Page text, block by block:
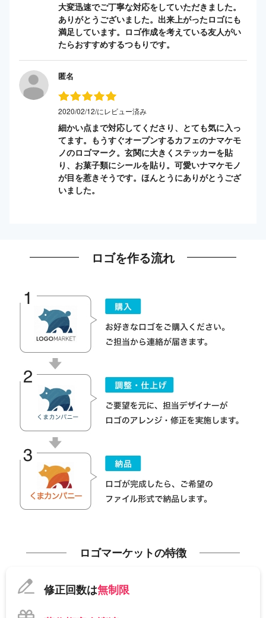
大変迅速でご丁寧な対応をしていただきました。
ありがとうございました。出来上がったロゴにも
満足しています。ロゴ作成を考えている友人がい
たらおすすめするつもりです。
匿名
2020/02/12/にレビュー済み
細かい点まで対応してくださり、とても気に入っ
てます。もうすぐオープンするカフェのナマケモ
ノのロゴマーク。玄関に大きくステッカーを貼
り、お菓子類にシールを貼り。可愛いナマケモノ
が目を惹きそうです。ほんとうにありがとうござ
いました。
ロゴを作る流れ
ロゴマーケットの特徴
修正回数は無制限